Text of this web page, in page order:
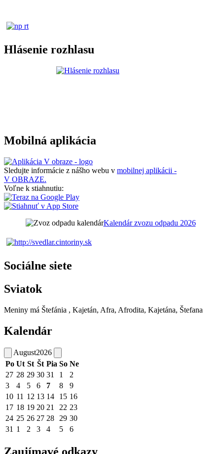
Hlásenie rozhlasu
Mobilná aplikácia
Sledujte informácie z nášho webu v mobilnej aplikácii -
V OBRAZE.
Voľne k stiahnutiu:
Kalendár zvozu odpadu 2026
Sociálne siete
Sviatok
Meniny má Štefánia , Kajetán, Afra, Afrodita, Kajetána, Štefana
Kalendár
August2026
Po Ut St Št Pia So Ne
27 28 29 30 31 1
2
3
4 5 6 7 8
9
10 11 12 13 14 15 16
17 18 19 20 21 22 23
24 25 26 27 28 29 30
31 1 2 3 4 5 6